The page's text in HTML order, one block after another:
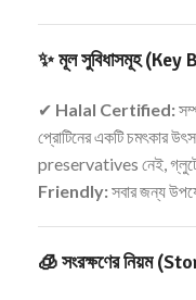
✨ মূল সুবিধাসমূহ
✔ Halal Certified:
প্রোটিনের একটি চমৎকার
preservatives নেই,
Friendly:সবার জন্য
🧊 সংরক্ষণের নিয়ম